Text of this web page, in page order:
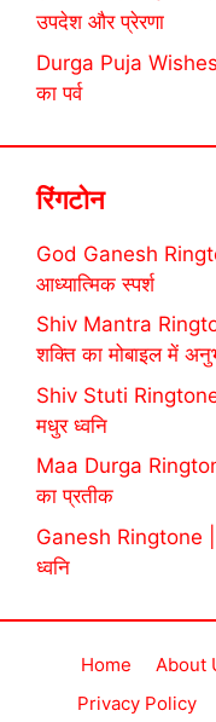
उपदेश और प्रेरणा
Durga Puja Wishes
का पर्व
रिंगटोन
God Ganesh
आध्यात्मिक स्पर्श
Shiv Mantra
शक्ति का मोबाइल में
Shiv Stuti Ringtone
मधुर ध्वनि
Maa Durga
का प्रतीक
Ganesh Ringtone |
ध्वनि
Home About
Privacy Policy